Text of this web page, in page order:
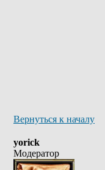
Вернуться к началу
yorick
Модератор